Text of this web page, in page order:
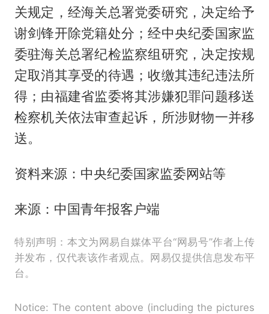
关规定，经海关总署党委研究，决定给予
谢剑锋开除党籍处分；经中央纪委国家监
委驻海关总署纪检监察组研究，决定按规
定取消其享受的待遇；收缴其违纪违法所
得；由福建省监委将其涉嫌犯罪问题移送
检察机关依法审查起诉，所涉财物一并移
送。
资料来源：中央纪委国家监委网站等
来源：中国青年报客户端
特别声明：本文为网易自媒体平台“网易号”作者上传
并发布，仅代表该作者观点。网易仅提供信息发布平
台。
Notice: The content above (including the pictures